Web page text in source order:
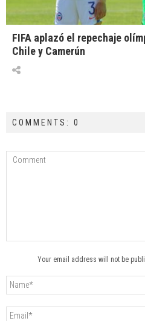
FIFA aplazó el repechaje
Chile y Camerún
COMMENTS: 0
Your email address will not be